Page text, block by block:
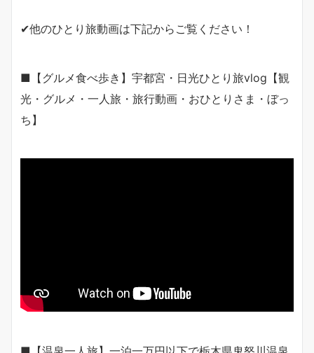
✔他のひとり旅動画は下記からご覧ください！
■【グルメ食べ歩き】宇都宮・日光ひとり旅vlog【観
光・グルメ・一人旅・旅行動画・おひとりさま・ぼっ
ち】